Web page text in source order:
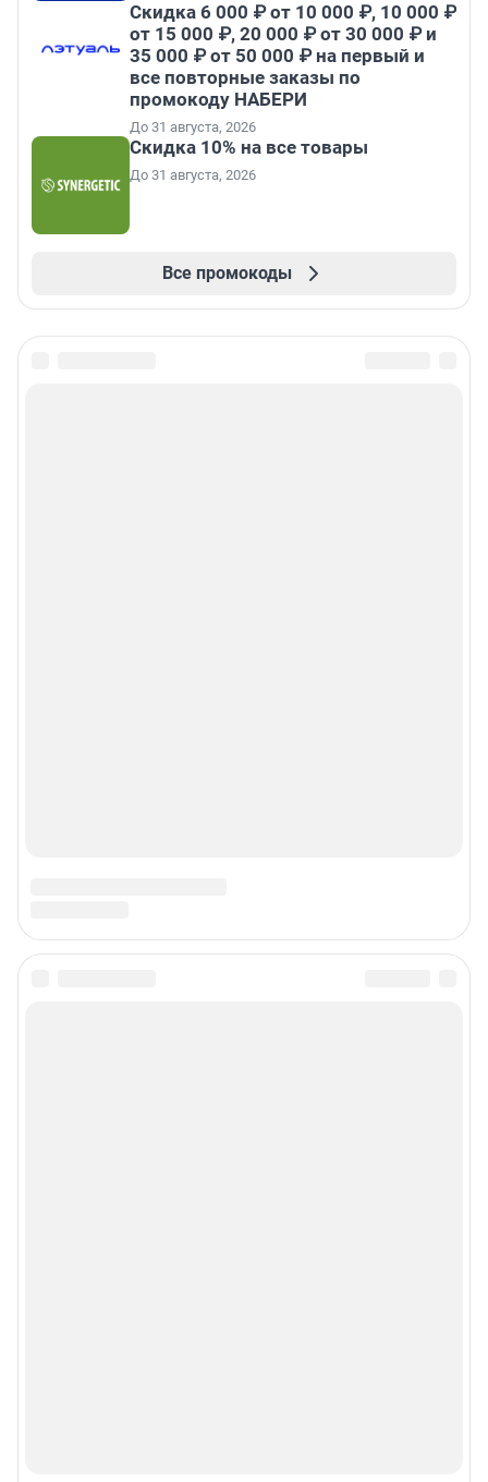
Скидка 6 000 ₽ от 10 000 ₽, 10 000 ₽
от 15 000 ₽, 20 000 ₽ от 30 000 ₽ и
35 000 ₽ от 50 000 ₽ на первый и
все повторные заказы по
промокоду НАБЕРИ
До 31 августа, 2026
Скидка 10% на все товары
До 31 августа, 2026
Все промокоды